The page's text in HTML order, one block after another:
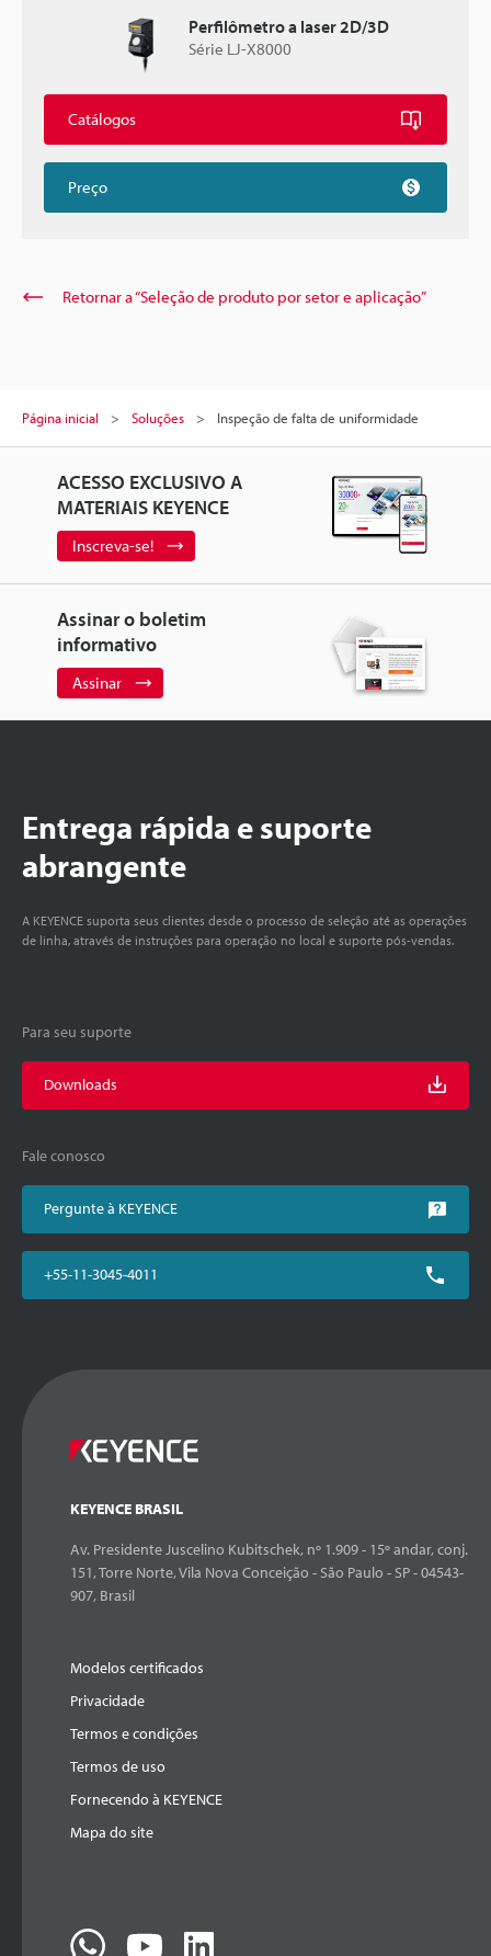
Perfilômetro a laser 2D/3D
Série LJ-X8000
Catálogos
Preço
Retornar a “Seleção de produto por setor e aplicação”
Página inicial Soluções Inspeção de falta de uniformidade
ACESSO EXCLUSIVO A
MATERIAIS KEYENCE
Inscreva-se!
Assinar o boletim
informativo
Assinar
Entrega rápida e suporte
abrangente
A KEYENCE suporta seus clientes desde o processo de seleção até as operações
de linha, através de instruções para operação no local e suporte pós-vendas.
Para seu suporte
Downloads
Fale conosco
Pergunte à KEYENCE
+55-11-3045-4011
KEYENCE BRASIL
Av. Presidente Juscelino Kubitschek, nº 1.909 - 15º andar, conj.
151, Torre Norte, Vila Nova Conceição - São Paulo - SP - 04543-
907, Brasil
Modelos certificados
Privacidade
Termos e condições
Termos de uso
Fornecendo à KEYENCE
Mapa do site